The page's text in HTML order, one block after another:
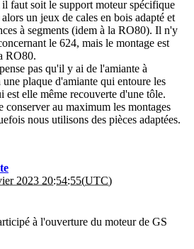
faut soit le support moteur spécifique
un jeux de cales en bois adapté et
à segments (idem à la RO80). Il n'y
le 624, mais le montage est
RO80.
pas qu'il y ai de l'amiante à
plaque d'amiante qui entoure les
est elle même recouverte d'une tôle.
conserver au maximum les montages
nous utilisons des pièces adaptées.
2023 20:54:55(UTC)
à l'ouverture du moteur de GS